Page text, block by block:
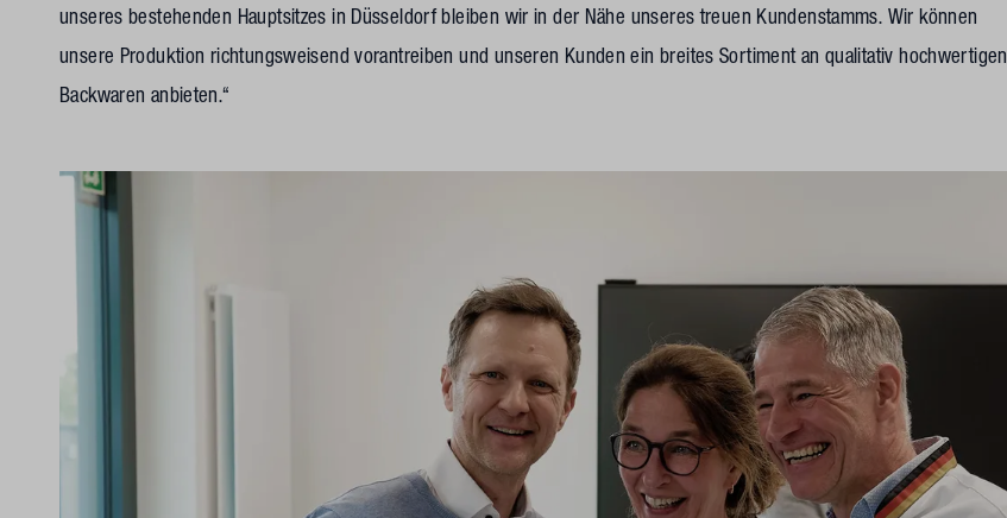
unseres bestehenden Hauptsitzes in Düsseldorf bleiben wir in der Nähe unseres treuen Kundenstamms. Wir können
unsere Produktion richtungsweisend vorantreiben und unseren Kunden ein breites Sortiment an qualitativ hochwertigen
Backwaren anbieten.“